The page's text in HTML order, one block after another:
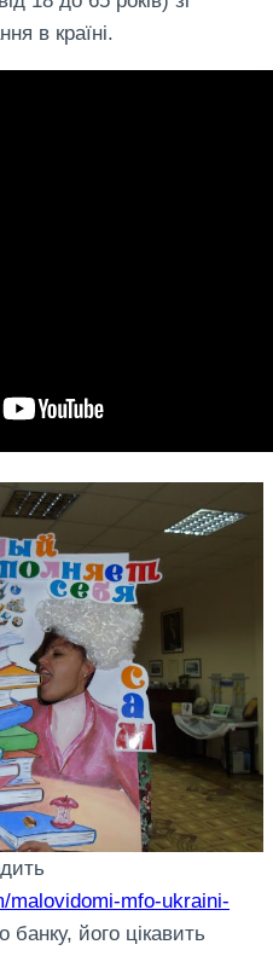
в країні.
malovidomi-mfo-ukraini-
банку, його цікавить